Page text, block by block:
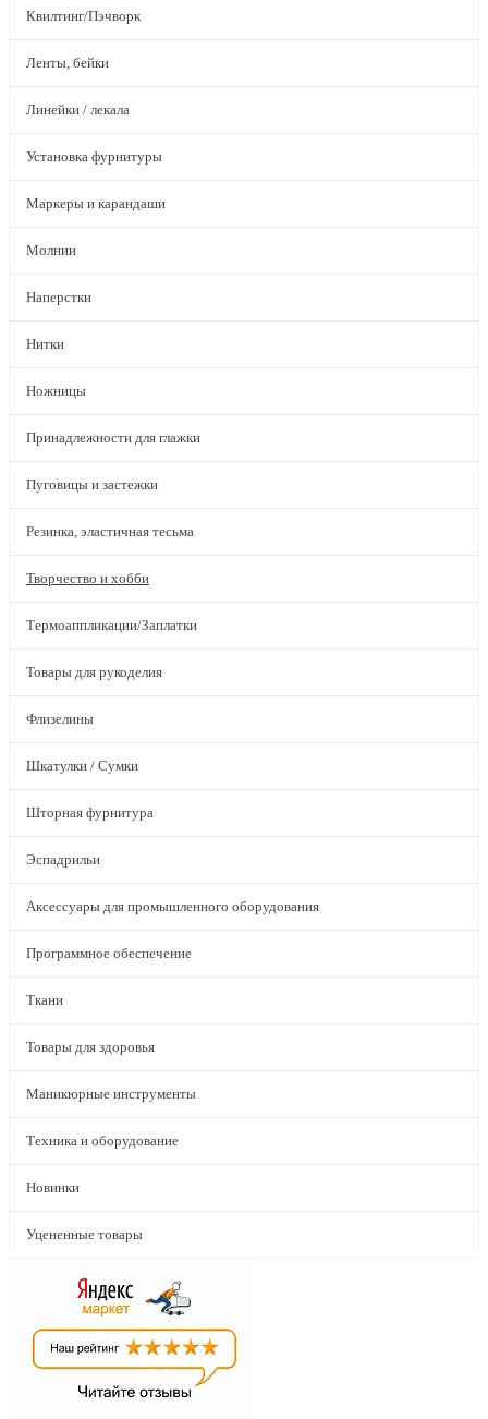
Квилтинг/Пэчворк
Ленты, бейки
Линейки / лекала
Установка фурнитуры
Маркеры и карандаши
Молнии
Наперстки
Нитки
Ножницы
Принадлежности для глажки
Пуговицы и застежки
Резинка, эластичная тесьма
Творчество и хобби
Термоаппликации/Заплатки
Товары для рукоделия
Флизелины
Шкатулки / Сумки
Шторная фурнитура
Эспадрильи
Аксессуары для промышленного оборудования
Программное обеспечение
Ткани
Товары для здоровья
Маникюрные инструменты
Техника и оборудование
Новинки
Уцененные товары